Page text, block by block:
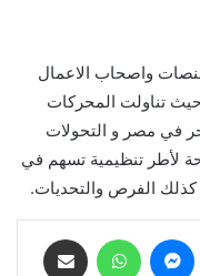
واصحاب الاعمال
تناولت المحركات
في مصر و التحولات
لأطر تنظيمية تسهم في
كذلك الفرص والتحديات.
ماسنجر واتساب